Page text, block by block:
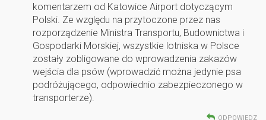
komentarzem od Katowice Airport dotyczącym
Polski. Ze względu na przytoczone przez nas
rozporządzenie Ministra Transportu, Budownictwa i
Gospodarki Morskiej, wszystkie lotniska w Polsce
zostały zobligowane do wprowadzenia zakazów
wejścia dla psów (wprowadzić można jedynie psa
podróżującego, odpowiednio zabezpieczonego w
transporterze).
ODPOWIEDZ